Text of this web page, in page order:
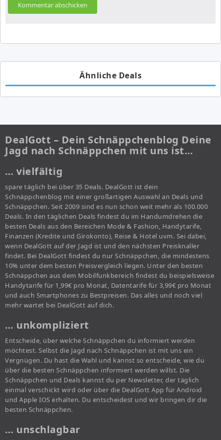
Ähnliche Deals
DealGott – Dein Schnäppchenblog Deine
Jagd nach Schnäppchen mit uns ist…
… vielfältig
spare täglich bei über 35 Deals. DealGott ist dein
Schnäppchenblog mit einer großartigen Auswahl an Deals und
Schnäppchen. Seit 2009 sind es nun schon weit mehr als 100.000
Deals. In den täglichen Deals findest du im Handumdrehen die
besten Deals aus den Bereichen Mode & Fashion, Handytarife,
Finanzen (Kredite und Girokonto), Reise & Hotel uvm. Sei dabei,
wenn DealGott auf der Jagd ist und den nächsten Preisknaller
findet. Bei DealGott findest du nur Schnäppchen, die mindestens
10% unter dem besten Preisvergleich liegen. Unter den besten
Schnäppchen aus dem Mobilfunkbereich findest du beispielsweise
Handytarife für 1,99€ pro Monat, Datentarife für 3,99€ pro Monat
und auch Smartphones zu Bestpreisen. Das alles und noch viel
mehr wartet bei DealGott auf dich.
… unkompliziert
Entscheide, über welche Schnäppchen du informiert werden
möchtest. Selbst die Jagd nach Schnäppchen ist mit uns ein
Vergnügen. Du hast die Wahl und kannst so entscheide, wie du
über die besten Schnäppchen informiert werden willst. Die
Schnäppchen und Deals kannst du per Newsletter, der täglich
einmal verschickt wird oder über die DealGott App für Android
und Apple IOS erhalten. Du entscheidest und wir bringen dir die
besten Schnäppchen.
… unschlagbar